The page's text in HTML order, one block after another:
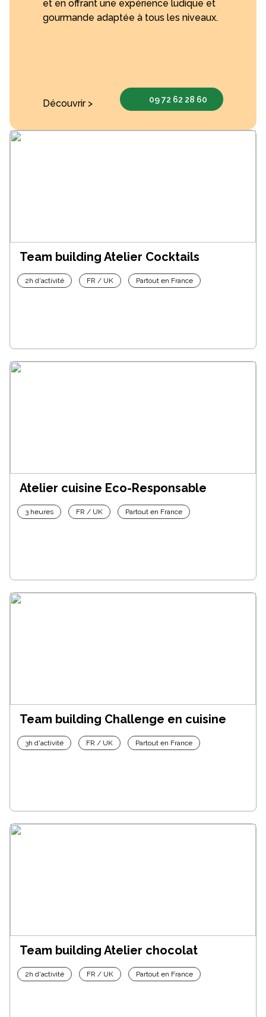
et en offrant une expérience ludique et
gourmande adaptée à tous les niveaux.
Découvrir > 09 72 62 28 60
Team building Atelier Cocktails
2h d'activité FR / UK Partout en France
Atelier cuisine Eco-Responsable
3 heures FR / UK Partout en France
Team building Challenge en cuisine
3h d'activité FR / UK Partout en France
Team building Atelier chocolat
2h d'activité FR / UK Partout en France